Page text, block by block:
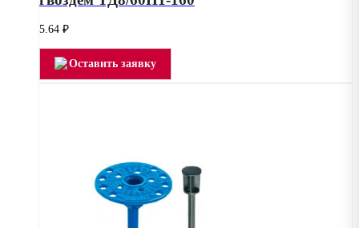
5.64 ₽
Оставить заявку